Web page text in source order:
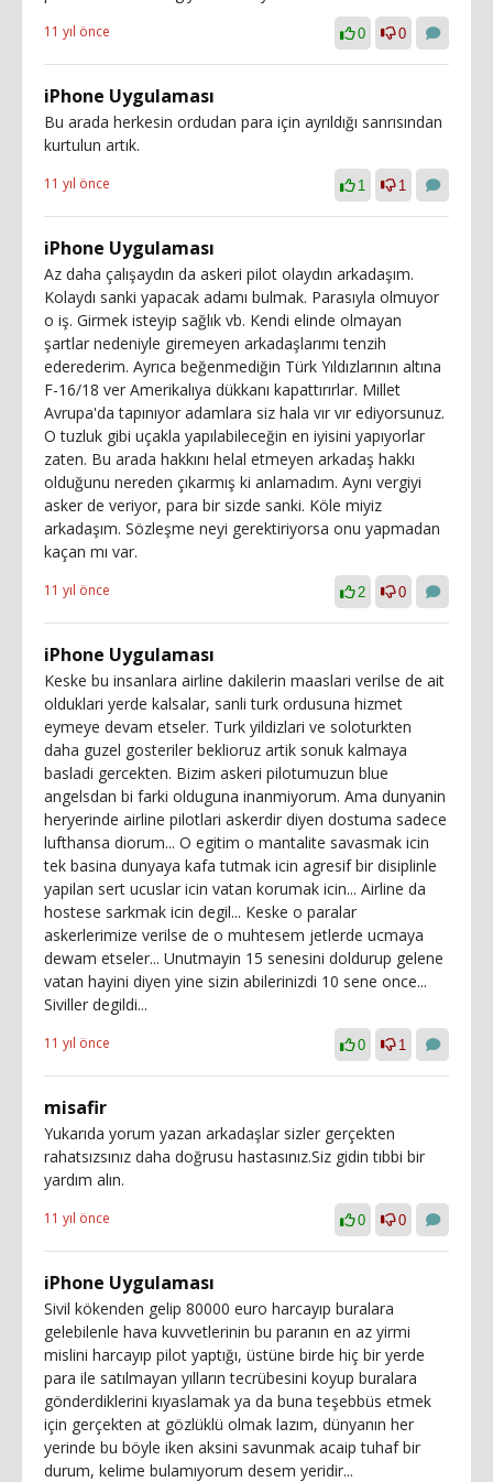
11 yıl önce 0 0
iPhone Uygulaması
Bu arada herkesin ordudan para için ayrıldığı sanrısından
kurtulun artık.
11 yıl önce 1 1
iPhone Uygulaması
Az daha çalışaydın da askeri pilot olaydın arkadaşım.
Kolaydı sanki yapacak adamı bulmak. Parasıyla olmuyor
o iş. Girmek isteyip sağlık vb. Kendi elinde olmayan
şartlar nedeniyle giremeyen arkadaşlarımı tenzih
ederederim. Ayrıca beğenmediğin Türk Yıldızlarının altına
F-16/18 ver Amerikalıya dükkanı kapattırırlar. Millet
Avrupa'da tapınıyor adamlara siz hala vır vır ediyorsunuz.
O tuzluk gibi uçakla yapılabileceğin en iyisini yapıyorlar
zaten. Bu arada hakkını helal etmeyen arkadaş hakkı
olduğunu nereden çıkarmış ki anlamadım. Aynı vergiyi
asker de veriyor, para bir sizde sanki. Köle miyiz
arkadaşım. Sözleşme neyi gerektiriyorsa onu yapmadan
kaçan mı var.
11 yıl önce 2 0
iPhone Uygulaması
Keske bu insanlara airline dakilerin maaslari verilse de ait
olduklari yerde kalsalar, sanli turk ordusuna hizmet
eymeye devam etseler. Turk yildizlari ve soloturkten
daha guzel gosteriler beklioruz artik sonuk kalmaya
basladi gercekten. Bizim askeri pilotumuzun blue
angelsdan bi farki olduguna inanmiyorum. Ama dunyanin
heryerinde airline pilotlari askerdir diyen dostuma sadece
lufthansa diorum... O egitim o mantalite savasmak icin
tek basina dunyaya kafa tutmak icin agresif bir disiplinle
yapilan sert ucuslar icin vatan korumak icin... Airline da
hostese sarkmak icin degil... Keske o paralar
askerlerimize verilse de o muhtesem jetlerde ucmaya
dewam etseler... Unutmayin 15 senesini doldurup gelene
vatan hayini diyen yine sizin abilerinizdi 10 sene once...
Siviller degildi...
11 yıl önce 0 1
misafir
Yukarıda yorum yazan arkadaşlar sizler gerçekten
rahatsızsınız daha doğrusu hastasınız.Siz gidin tıbbi bir
yardım alın.
11 yıl önce 0 0
iPhone Uygulaması
Sivil kökenden gelip 80000 euro harcayıp buralara
gelebilenle hava kuvvetlerinin bu paranın en az yirmi
mislini harcayıp pilot yaptığı, üstüne birde hiç bir yerde
para ile satılmayan yılların tecrübesini koyup buralara
gönderdiklerini kıyaslamak ya da buna teşebbüs etmek
için gerçekten at gözlüklü olmak lazım, dünyanın her
yerinde bu böyle iken aksini savunmak acaip tuhaf bir
durum, kelime bulamıyorum desem yeridir...